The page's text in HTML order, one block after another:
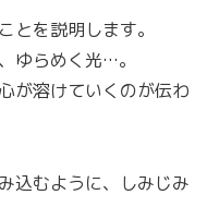
とを説明します。
ゆらめく光…。
が溶けていくのが伝わ
込むように、しみじみ